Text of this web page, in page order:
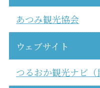
あつみ観光協会
ウェブサイト
つるおか観光ナビ（